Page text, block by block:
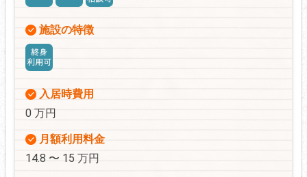
施設の特徴
入居時費用
0 万円
月額利用料金
14.8 〜 15 万円